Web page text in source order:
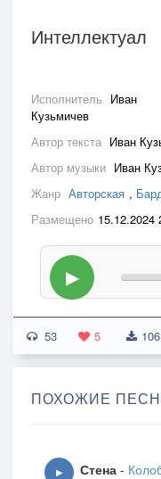
Интеллектуал
Исполнитель Иван
Кузьмичев
Автор текста Иван
Автор музыки Иван
Жанр Авторская ,
Размещено 15.12.2024
▶
53 5 106
ПОХОЖИЕ
▶ Стена -